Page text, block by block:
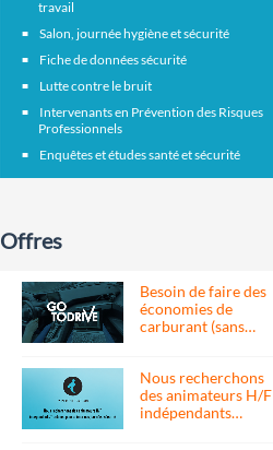
travail
Salon, journée hygiène et sécurité
Fiche de données sécurité
Lutte contre le bruit
Intervenants en Prévention des Risques
Professionnels
Enquêtes et études santé et sécurité
Offres
Besoin de faire des
économies de
carburant (sans…
Nous recherchons
des animateurs H/F
indépendants…